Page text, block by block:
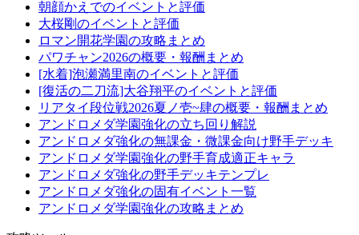
朝顔かえでのイベントと評価
大桜剛のイベントと評価
ロマン開花学園の攻略まとめ
パワチャン2026の概要・報酬まとめ
[水着]泡瀬満里南のイベントと評価
[復活の二刀流]大谷翔平のイベントと評価
リアタイ段位戦2026夏ノ壱~肆の概要・報酬まとめ
アンドロメダ学園強化の立ち回り解説
アンドロメダ強化の無課金・微課金向け野手デッキ
アンドロメダ学園強化の野手育成適正キャラ
アンドロメダ強化の野手デッキテンプレ
アンドロメダ強化の固有イベント一覧
アンドロメダ学園強化の攻略まとめ